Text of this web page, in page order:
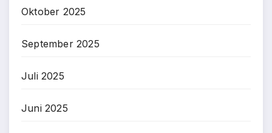
Oktober 2025
September 2025
Juli 2025
Juni 2025